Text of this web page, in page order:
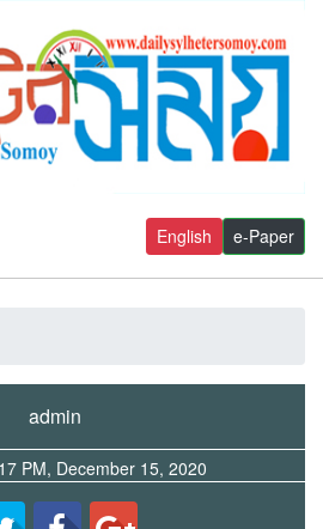
e-Paper
English
admin
PM, December 15, 2020